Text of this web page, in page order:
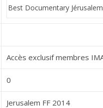
Accès exclusif membres
0
Jerusalem FF 2014